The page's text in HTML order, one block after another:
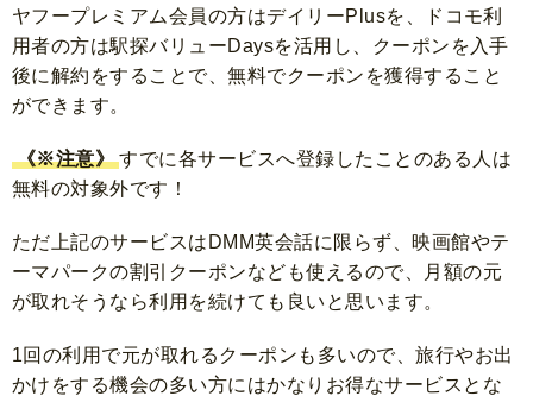
ヤフープレミアム会員の方はデイリーPlusを、ドコモ利
用者の方は駅探バリューDaysを活用し、クーポンを入手
後に解約をすることで、無料でクーポンを獲得すること
ができます。
《※注意》 すでに各サービスへ登録したことのある人は
無料の対象外です！
ただ上記のサービスはDMM英会話に限らず、映画館やテ
ーマパークの割引クーポンなども使えるので、月額の元
が取れそうなら利用を続けても良いと思います。
1回の利用で元が取れるクーポンも多いので、旅行やお出
かけをする機会の多い方にはかなりお得なサービスとな